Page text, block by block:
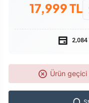
17,999TL
2,084
Ürün